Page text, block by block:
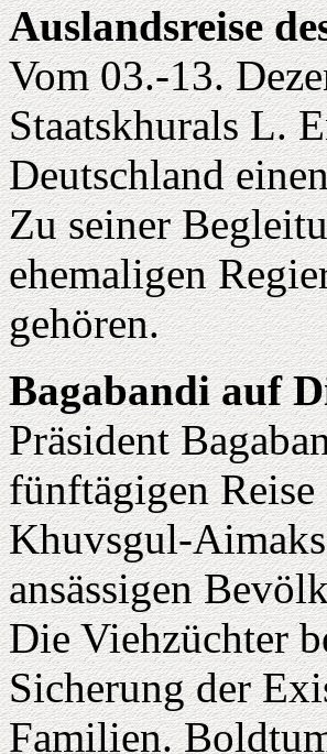
Auslandsreise
Vom 03.-13.
Staatskhurals L.
Deutschland
Zu seiner
ehemaligen
gehören.
Bagabandi auf
Präsident
fünftägigen Reise
Khuvsgul-
ansässigen
Die Viehzüchter
Sicherung der
Familien.